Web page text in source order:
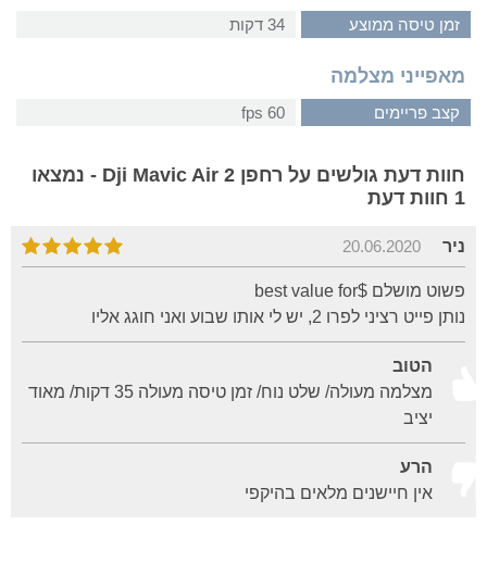
זמן טיסה ממוצע 34 דקות
מאפייני מצלמה
קצב פריימים 60 fps
חוות דעת גולשים על רחפן Dji Mavic Air 2 - נמצאו
1 חוות דעת
ניר 20.06.2020
פשוט מושלם $best value for
נותן פייט רציני לפרו 2, יש לי אותו שבוע ואני חוגג אליו
הטוב
מצלמה מעולה/ שלט נוח/ זמן טיסה מעולה 35 דקות/ מאוד
יציב
הרע
אין חיישנים מלאים בהיקפי